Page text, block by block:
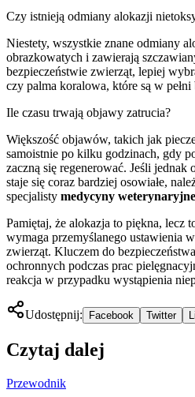
Czy istnieją odmiany alokazji
Niestety, wszystkie znane odmiany
obrazkowatych i zawierają
bezpieczeństwie zwierząt, lepiej
czy palma koralowa, które są w
Ile czasu trwają objawy zatrucia?
Większość objawów, takich jak
samoistnie po kilku godzinach, gdy
zaczną się regenerować. Jeśli
staje się coraz bardziej osowiałe,
specjalisty medycyny
Pamiętaj, że alokazja to piękna, lecz
wymaga przemyślanego ustawienia
zwierząt. Kluczem do
ochronnych podczas prac
reakcja w przypadku wystąpienia
Udostępnij: Facebook Twitter
Czytaj dalej
Przewodnik